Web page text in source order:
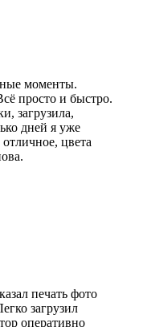
моменты.
просто и быстро.
загрузила,
дней я уже
цвета
печать фото
загрузил
оперативно